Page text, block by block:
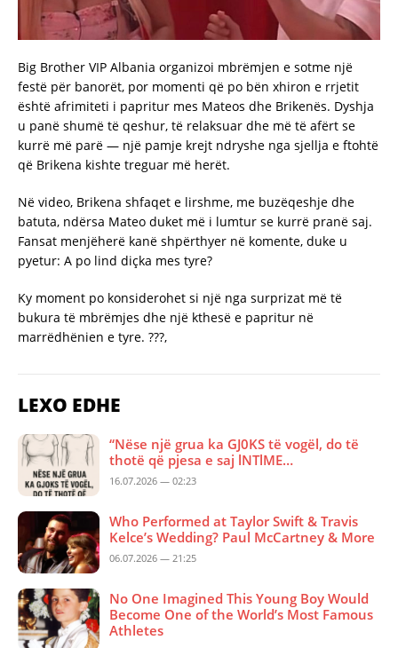
Big Brother VIP Albania organizoi mbrëmjen e sotme një
festë për banorët, por momenti që po bën xhiron e rrjetit
është afrimiteti i papritur mes Mateos dhe Brikenës. Dyshja
u panë shumë të qeshur, të relaksuar dhe më të afërt se
kurrë më parë — një pamje krejt ndryshe nga sjellja e ftohtë
që Brikena kishte treguar më herët.
Në video, Brikena shfaqet e lirshme, me buzëqeshje dhe
batuta, ndërsa Mateo duket më i lumtur se kurrë pranë saj.
Fansat menjëherë kanë shpërthyer në komente, duke u
pyetur: A po lind diçka mes tyre?
Ky moment po konsiderohet si një nga surprizat më të
bukura të mbrëmjes dhe një kthesë e papritur në
marrëdhënien e tyre. ???,
LEXO EDHE
“Nëse një grua ka GJ0KS të vogël, do të
thotë që pjesa e saj lNTlME…
16.07.2026 — 02:23
Who Performed at Taylor Swift & Travis
Kelce’s Wedding? Paul McCartney & More
06.07.2026 — 21:25
No One Imagined This Young Boy Would
Become One of the World’s Most Famous
Athletes